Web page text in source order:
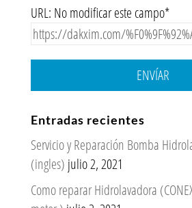
URL: No modificar este campo*
ENVÍAR
Entradas recientes
Servicio y Reparación Bomba
(ingles) julio 2, 2021
Como reparar Hidrolavadora